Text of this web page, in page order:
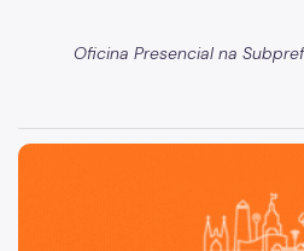
Oficina Presencial na
São Paulo, cidade inteligente,